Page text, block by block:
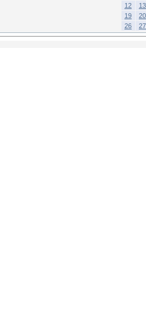
12
13
19
20
26
27